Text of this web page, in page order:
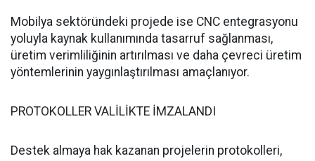
Mobilya sektöründeki projede ise CNC entegrasyonu
yoluyla kaynak kullanımında tasarruf sağlanması,
üretim verimliliğinin artırılması ve daha çevreci üretim
yöntemlerinin yaygınlaştırılması amaçlanıyor.
PROTOKOLLER VALİLİKTE İMZALANDI
Destek almaya hak kazanan projelerin protokolleri,